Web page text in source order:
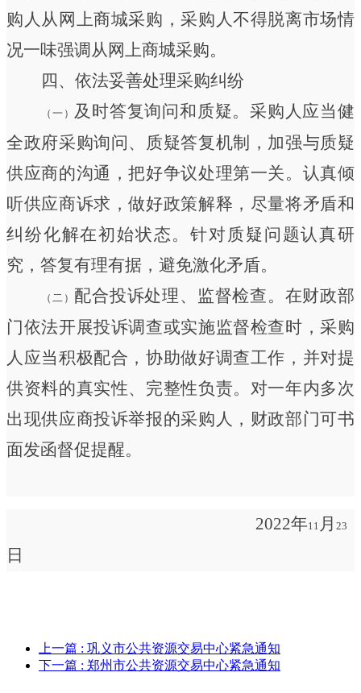
购人从网上商城采购，采购人不得脱离市场情
况一味强调从网上商城采购。
四、依法妥善处理采购纠纷
（一） 及时答复询问和质疑。 采购人应当健
全政府采购询问、质疑答复机制，加强与质疑
供应商的沟通，把好争议处理第一关。认真倾
听供应商诉求，做好政策解释，尽量将矛盾和
纠纷化解在初始状态。针对质疑问题认真研
究，答复有理有据，避免激化矛盾。
（二） 配合投诉处理、监督检查。在财政部
门依法开展投诉调查或实施监督检查时，采购
人应当积极配合，协助做好调查工作，并对提
供资料的真实性、完整性负责。对一年内多次
出现供应商投诉举报的采购人，财政部门可书
面发函督促提醒。
2022年11 月 23
日
上一篇 : 巩义市公共资源交易中心紧急通知
下一篇 : 郑州市公共资源交易中心紧急通知